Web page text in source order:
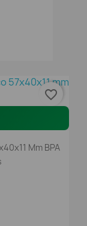
Mm BPA
favorite_border